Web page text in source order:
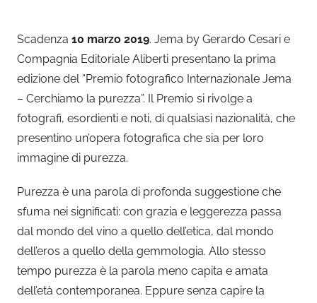
Scadenza 10 marzo 2019. Jema by Gerardo Cesari e
Compagnia Editoriale Aliberti presentano la prima
edizione del “Premio fotografico Internazionale Jema
– Cerchiamo la purezza”. Il Premio si rivolge a
fotografi, esordienti e noti, di qualsiasi nazionalità, che
presentino un’opera fotografica che sia per loro
immagine di purezza.
Purezza è una parola di profonda suggestione che
sfuma nei significati: con grazia e leggerezza passa
dal mondo del vino a quello dell’etica, dal mondo
dell’eros a quello della gemmologia. Allo stesso
tempo purezza è la parola meno capita e amata
dell’età contemporanea. Eppure senza capire la